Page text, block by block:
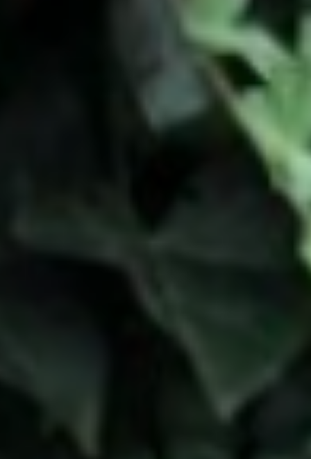
Commentaires de la Presse